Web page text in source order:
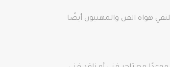
هواة الفن والمهنيون أيضًا